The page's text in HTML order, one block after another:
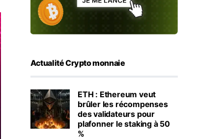
Actualité Crypto monnaie
ETH : Ethereum veut
brûler les récompenses
des validateurs pour
plafonner le staking à 50
%